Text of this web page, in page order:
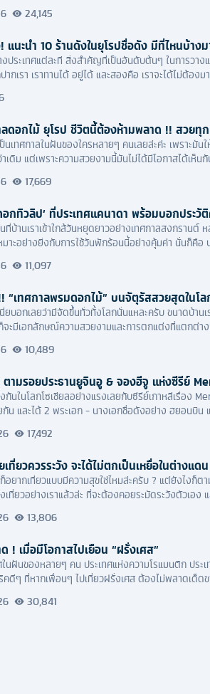
24,145
นะนำ 10 ร้านดังในยุโรปชื่อดัง มีที่ไหนบ้าง
ประเทศแต่ละที สิ่งสำคัญที่เป็นอันดับต้นๆ ในการวา
กเรา เราทานได้ อยู่ได้ และสองคือ เราจะได้ไม่ต้อง
ดอกไม้ ยุโรป ชีวิตนี้ต้องห้ามพลาด !! สวยทุ
นเทศกาลในฝันของใครหลายๆ คนเลยล่ะค่ะ เพราะ
ดิม แต่เพราะความสวยงามนี้มันไม่ได้มีโอกาสได้เห็
17,669
กทิวลิป’ ที่ประเทศแคนาดา พร้อมบอกประวั
ที่บ้านเราเข้าใกล้วันหยุดยาวอย่างเทศกาลสงกรานต์
มาะอย่างยิ่งกับการใช้วันพักร้อนนี้อย่างคุ้มค่า นั่นก็คือ
11,097
“เทศกาลพรมดอกไม้” บนจัตุรัสสวยสุดในโล
ยบอกเลยว่ามีจัดขึ้นทั่วทั้งโลกนั่นแหละครับ ขนาดบ้าน
จะมีเอกลักษณ์ความสวยงามและการตกแต่งที่แตกต่
10,489
ามรอยประธานยูจินอู & จองฮีจู แห่งซีรีย์
นในโลกโซเชียลอย่างแรงเลยกับซีรีย์เกาหลีเรื่อง
น และได้ 2 พระเอก - นางเอกชื่อดังอย่าง ฮยอนบิน
17,492
ที่ยวควรระวัง จะได้ไม่ตกเป็นเหยื่อในต่างแดน
อยากเที่ยวแบบมีความสุขใช่ไหมล่ะครับ ? แต่ยังไงก็
ที่ยวอย่างเราแล้วล่ะ ที่จะต้องคอยระมัดระวังตัวเอง
13,806
! เมื่อมีโอกาสไปเยือน “ฝรั่งเศส”
นฝันของหลายๆ คน ประเทศแห่งความโรแมนติก ประเทศแ
ดีๆ ที่หากเพื่อนๆ ไปเที่ยวฝรั่งเศส ต้องไม่พลาดเด็ด
30,841